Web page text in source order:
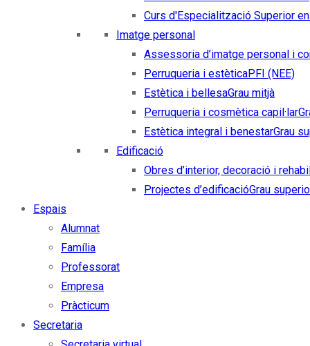
Curs d'Especialització Superior
Imatge personal
Assessoria d’imatge personal i
Perruqueria i estèticaPFI (NEE)
Estètica i bellesaGrau mitjà
Perruqueria i cosmètica capil·lar
Estètica integral i benestarGrau
Edificació
Obres d’interior, decoració i
Projectes d’edificacióGrau
Espais
Alumnat
Família
Professorat
Empresa
Pràcticum
Secretaria